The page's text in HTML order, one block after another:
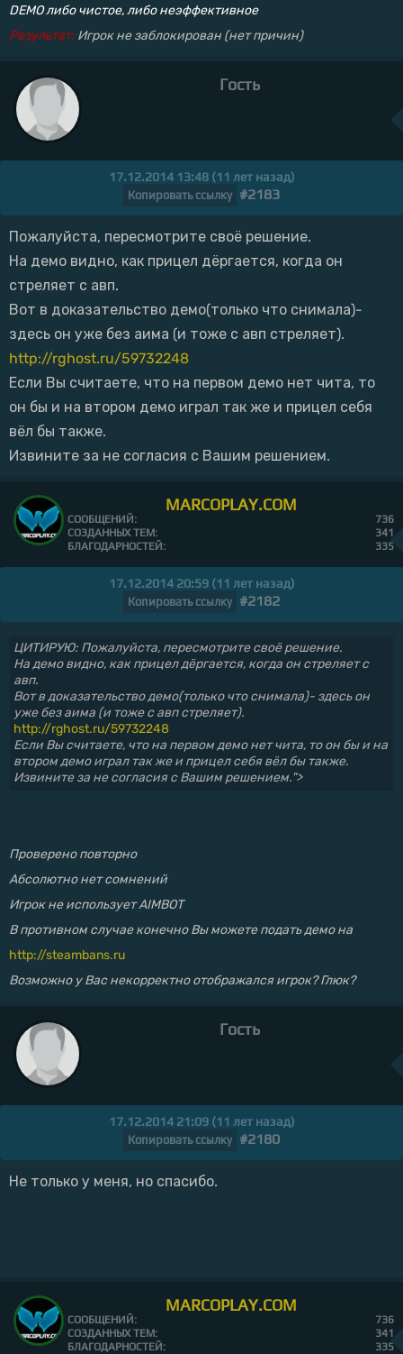
DEMO либо чистое, либо неэффективное
Результат: Игрок не заблокирован (нет причин)
Гость
17.12.2014 13:48 (11 лет назад)
Копировать ссылку #2183
Пожалуйста, пересмотрите своё решение.
На демо видно, как прицел дёргается, когда он
стреляет с авп.
Вот в доказательство демо(только что снимала)-
здесь он уже без аима (и тоже с авп стреляет).
http://rghost.ru/59732248
Если Вы считаете, что на первом демо нет чита, то
он бы и на втором демо играл так же и прицел себя
вёл бы также.
Извините за не согласия с Вашим решением.
MARCOPLAY.COM
СООБЩЕНИЙ:
736
СОЗДАННЫХ ТЕМ:
341
БЛАГОДАРНОСТЕЙ:
335
17.12.2014 20:59 (11 лет назад)
Копировать ссылку #2182
ЦИТИРУЮ: Пожалуйста, пересмотрите своё решение.
На демо видно, как прицел дёргается, когда он стреляет с
авп.
Вот в доказательство демо(только что снимала)- здесь он
уже без аима (и тоже с авп стреляет).
http://rghost.ru/59732248
Если Вы считаете, что на первом демо нет чита, то он бы и на
втором демо играл так же и прицел себя вёл бы также.
Извините за не согласия с Вашим решением.">
Проверено повторно
Абсолютно нет сомнений
Игрок не использует AIMBOT
В противном случае конечно Вы можете подать демо на
http://steambans.ru
Возможно у Вас некорректно отображался игрок? Глюк?
Гость
17.12.2014 21:09 (11 лет назад)
Копировать ссылку #2180
Не только у меня, но спасибо.
MARCOPLAY.COM
СООБЩЕНИЙ:
736
СОЗДАННЫХ ТЕМ:
341
БЛАГОДАРНОСТЕЙ:
335